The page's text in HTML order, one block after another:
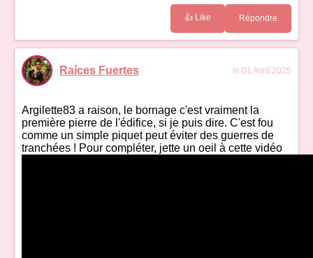
👍 Like Répondre
Raíces Fuertes le 01 Avril 2025
Argilette83 a raison, le bornage c'est vraiment la
première pierre de l'édifice, si je puis dire. C'est fou
comme un simple piquet peut éviter des guerres de
tranchées ! Pour compléter, jette un oeil à cette vidéo